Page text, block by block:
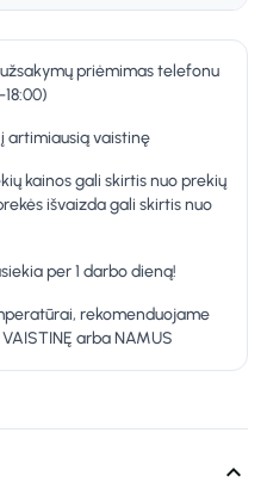
priėmimas telefonu
artimiausią vaistinę
kainos gali skirtis nuo prekių
išvaizda gali skirtis nuo
per 1 darbo dieną!
rekomenduojame
arba NAMUS
expand_more